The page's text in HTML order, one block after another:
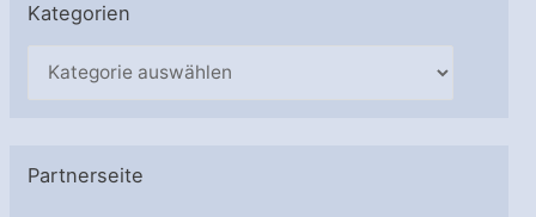
Kategorien
g
Partnerseite